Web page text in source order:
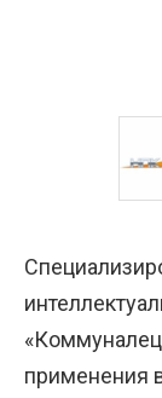
применения